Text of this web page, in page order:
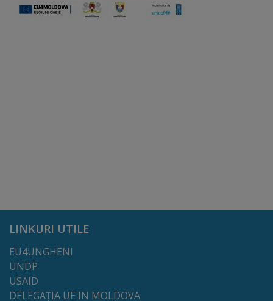
Galerie
Viceprimari
Organigrama
LINKURI UTILE
EU4UNGHENI
UNDP
USAID
DELEGAȚIA UE IN MOLDOVA